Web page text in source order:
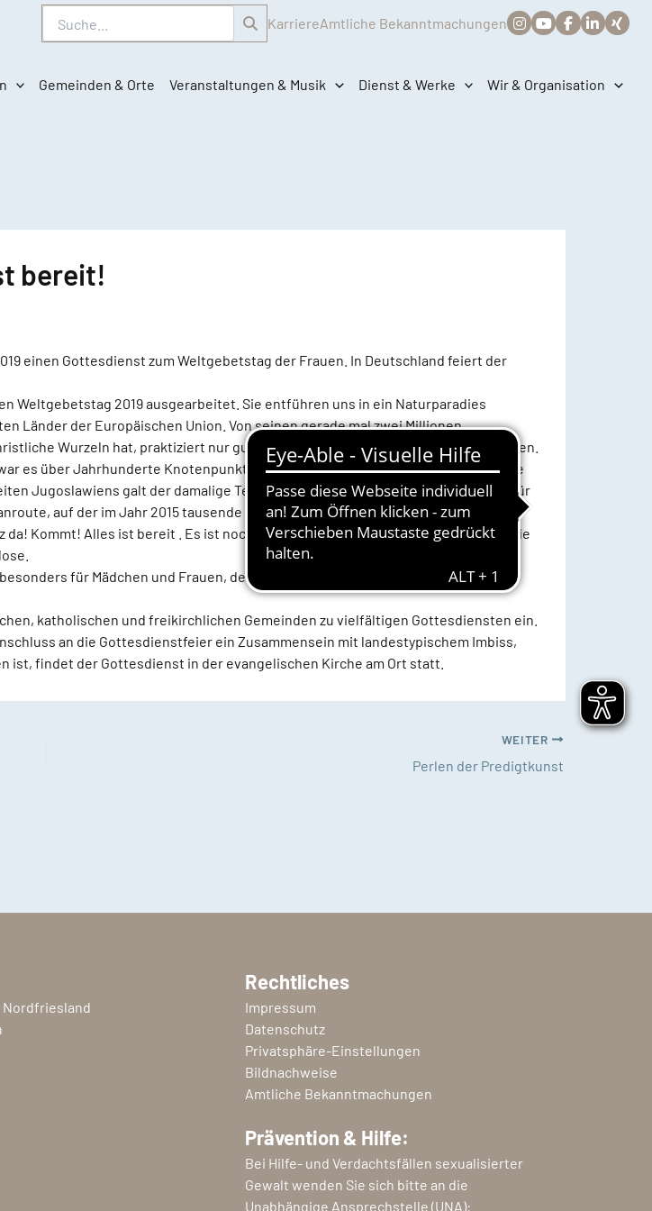
Suche KarriereAmtliche Bekanntmachungen
Gemeinden & Orte Veranstaltungen & Musik Dienst & Werke Wir & Organisation
bereit!
einen Gottesdienst zum Weltgebetstag der Frauen. In Deutschland feiert der
Weltgebetstag 2019 ausgearbeitet. Sie entführen uns in ein Naturparadies
Länder der Europäischen Union. Von seinen gerade mal zwei Millionen
Wurzeln hat, praktiziert nur gut ein Fünftel der Bevölkerung seinen Glauben.
es über Jahrhunderte Knotenpunkt für Handel und Menschen aus aller Welt. Sie
Jugoslawiens galt der damalige Teilstaat Slowenien als das Aushängeschild für
auf der im Jahr 2015 tausende vor Krieg und Verfolgung geflüchtete
Kommt! Alles ist bereit . Es ist noch Platz – besonders für all jene Menschen, die
für Mädchen und Frauen, denen Selbst- und Mitbestimmung verwehrt
katholischen und freikirchlichen Gemeinden zu vielfältigen Gottesdiensten ein.
an die Gottesdienstfeier ein Zusammensein mit landestypischem Imbiss,
ist, findet der Gottesdienst in der evangelischen Kirche am Ort statt.
WEITER
Perlen der Predigtkunst
Rechtliches
Impressum
Datenschutz
Privatsphäre-Einstellungen
Bildnachweise
Amtliche Bekanntmachungen
Prävention & Hilfe:
Bei Hilfe- und Verdachtsfällen sexualisierter
Gewalt wenden Sie sich bitte an die
Unabhängige Ansprechstelle (UNA):